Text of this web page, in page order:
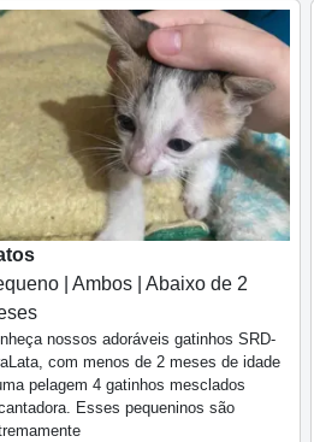
| Ambos | Abaixo de 2
nossos adoráveis gatinhos SRD-
com menos de 2 meses de idade
pelagem 4 gatinhos mesclados
Esses pequeninos são